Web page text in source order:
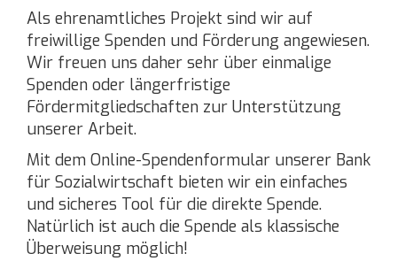
Als ehrenamtliches Projekt sind wir auf
freiwillige Spenden und Förderung angewiesen.
Wir freuen uns daher sehr über einmalige
Spenden oder längerfristige
Fördermitgliedschaften zur Unterstützung
unserer Arbeit.
Mit dem Online-Spendenformular unserer Bank
für Sozialwirtschaft bieten wir ein einfaches
und sicheres Tool für die direkte Spende.
Natürlich ist auch die Spende als klassische
Überweisung möglich!